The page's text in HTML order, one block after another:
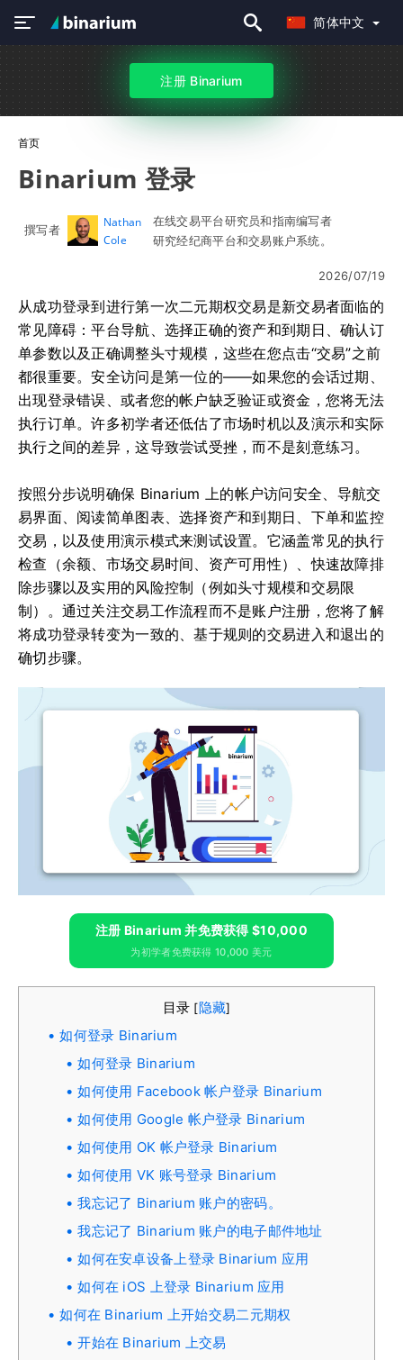
简体中文
注册 Binarium
首页
Binarium 登录
撰写者
Nathan
Cole
在线交易平台研究员和指南编写者
研究经纪商平台和交易账户系统。
2026/07/19
从成功登录到进行第一次二元期权交易是新交易者面临的
常见障碍：平台导航、选择正确的资产和到期日、确认订
单参数以及正确调整头寸规模，这些在您点击“交易”之前
都很重要。安全访问是第一位的——如果您的会话过期、
出现登录错误、或者您的帐户缺乏验证或资金，您将无法
执行订单。许多初学者还低估了市场时机以及演示和实际
执行之间的差异，这导致尝试受挫，而不是刻意练习。
按照分步说明确保 Binarium 上的帐户访问安全、导航交
易界面、阅读简单图表、选择资产和到期日、下单和监控
交易，以及使用演示模式来测试设置。它涵盖常见的执行
检查（余额、市场交易时间、资产可用性）、快速故障排
除步骤以及实用的风险控制（例如头寸规模和交易限
制）。通过关注交易工作流程而不是账户注册，您将了解
将成功登录转变为一致的、基于规则的交易进入和退出的
确切步骤。
注册 Binarium 并免费获得 $10,000
为初学者免费获得 10,000 美元
目录 [隐藏]
如何登录 Binarium
如何登录 Binarium
如何使用 Facebook 帐户登录 Binarium
如何使用 Google 帐户登录 Binarium
如何使用 OK 帐户登录 Binarium
如何使用 VK 账号登录 Binarium
我忘记了 Binarium 账户的密码。
我忘记了 Binarium 账户的电子邮件地址
如何在安卓设备上登录 Binarium 应用
如何在 iOS 上登录 Binarium 应用
如何在 Binarium 上开始交易二元期权
开始在 Binarium 上交易